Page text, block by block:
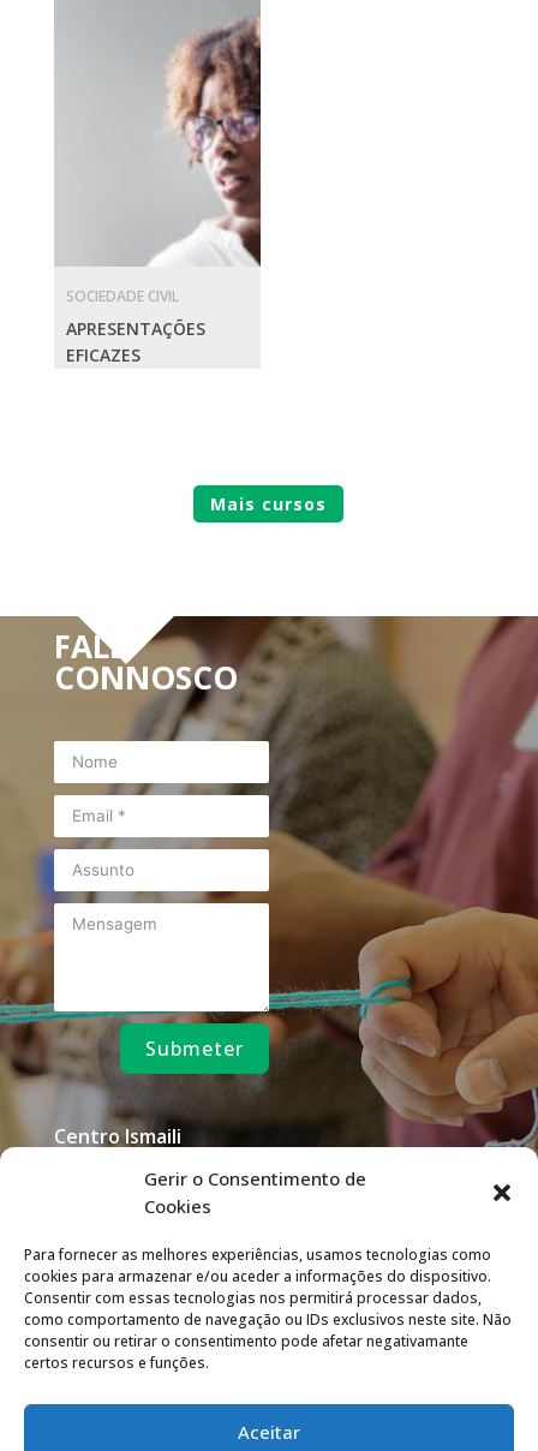
Gerir o Consentimento de
Cookies
Para fornecer as melhores experiências, usamos tecnologias como
cookies para armazenar e/ou aceder a informações do dispositivo.
Consentir com essas tecnologias nos permitirá processar dados,
como comportamento de navegação ou IDs exclusivos neste site. Não
consentir ou retirar o consentimento pode afetar negativamante
certos recursos e funções.
Aceitar
SOCIEDADE CIVIL
APRESENTAÇÕES
EFICAZES
Mais cursos
FALE
CONNOSCO
Submeter
Centro Ismaili
Av. Lusíada nº1, 1600-
001 Lisboa